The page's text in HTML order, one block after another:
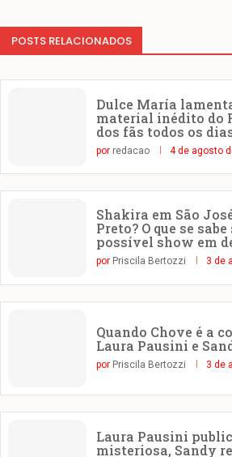
POSTS RELACIONADOS
Dulce María
material inédito do
dos fãs todos os
por redacao 4 de agosto
Shakira em São
Preto? O que se sabe
possível show em
por Priscila Bertozzi 3 de
Quando Chove é a
Laura Pausini e
por Priscila Bertozzi 3 de
Laura Pausini
misteriosa, Sandy